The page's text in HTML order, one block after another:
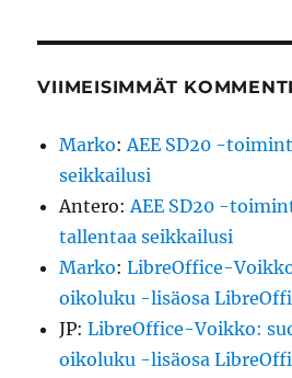
VIIMEISIMMÄT
Marko:AEE SD20 -
seikkailusi
Antero:AEE SD20 -
tallentaa seikkailusi
Marko:LibreOffice-
oikoluku -lisäosa
JP:LibreOffice-Voikko:
oikoluku -lisäosa